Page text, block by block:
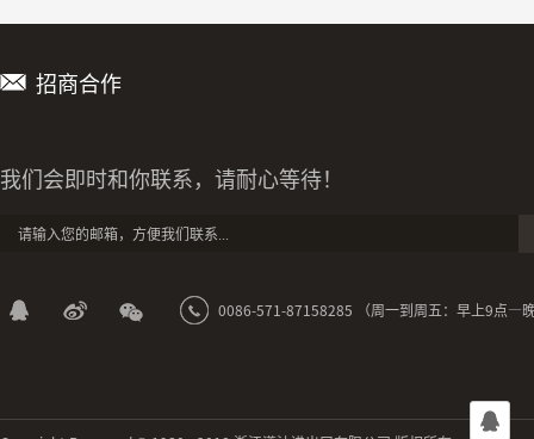
招商合作
我们会即时和你联系，请耐心等待！
0086-571-87158285 （周一到周五：早上9点—